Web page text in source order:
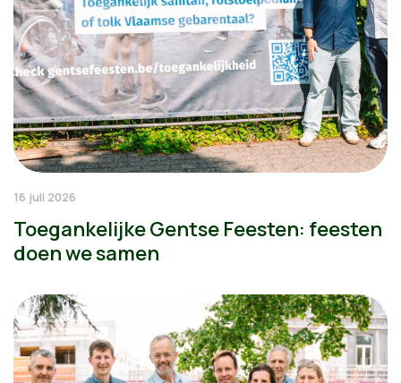
16 juli 2026
Toegankelijke Gentse Feesten: feesten
doen we samen